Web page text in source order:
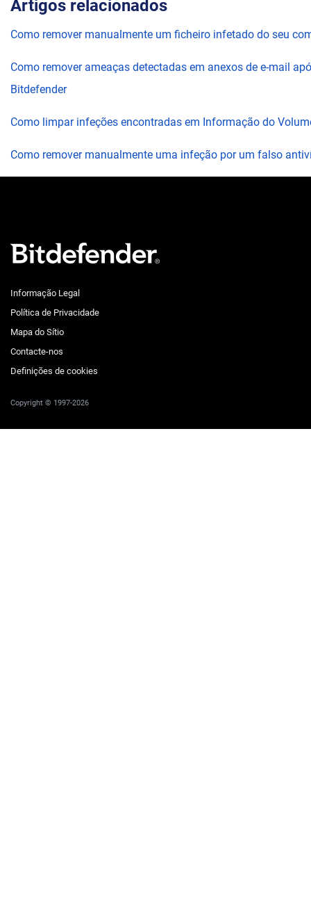
Artigos relacionados
Como remover manualmente um ficheiro infetado do seu
Como remover ameaças detectadas em anexos de e-mail
Bitdefender
Como limpar infeções encontradas em Informação do
Como remover manualmente uma infeção por um falso
Informação Legal
Política de Privacidade
Mapa do Sítio
Contacte-nos
Definições de cookies
Copyright © 1997-2026